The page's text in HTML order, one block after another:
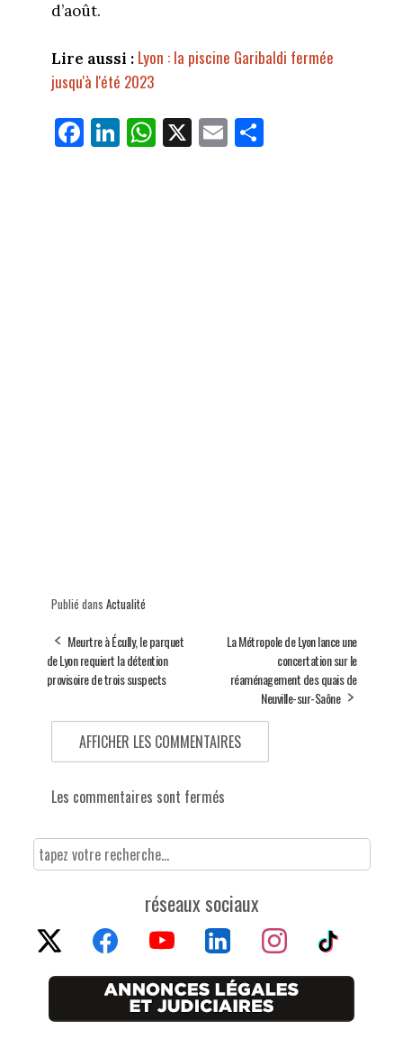
d’août.
Lire aussi : Lyon : la piscine Garibaldi fermée
jusqu'à l'été 2023
Fa
ce
Li
nk
W
ha
X E
m
Pa
rt
Publié dans Actualité
Meurtre à Écully, le parquet
de Lyon requiert la détention
provisoire de trois suspects
La Métropole de Lyon lance une
concertation sur le
réaménagement des quais de
Neuville-sur-Saône
AFFICHER LES COMMENTAIRES
Les commentaires sont fermés
réseaux sociaux